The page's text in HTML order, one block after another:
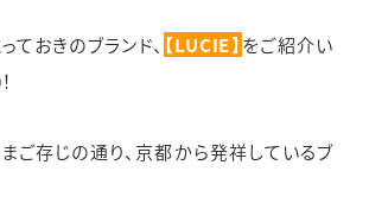
ておきのブランド、 【LUCIE】 をご紹介い
ご存じの通り、京都から発祥しているブ